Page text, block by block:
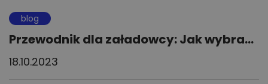
blog
Przewodnik dla załadowcy: Jak wybra...
18.10.2023